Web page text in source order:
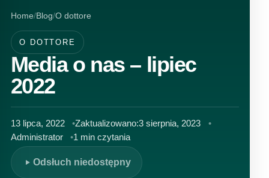
Home Blog O dottore
O DOTTORE
Media o nas – lipiec
2022
13 lipca, 2022 Zaktualizowano:3 sierpnia, 2023
Administrator
1 min czytania
Odsłuch niedostępny